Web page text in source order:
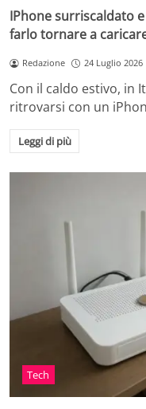
IPhone surriscaldato
farlo tornare a
Redazione 24 Luglio 2026
Con il caldo estivo, in
ritrovarsi con un
Leggi di più
Tech